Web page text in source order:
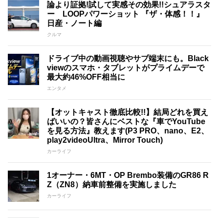
論より証拠!試して実感その効果!!シュアラスタ
ー LOOPパワーショット 『ザ・体感！！』
日産・ノート編
クルマ
ドライブ中の動画視聴やサブ端末にも。Black
viewのスマホ・タブレットがプライムデーで
最大約46%OFF相当に
エンタメ
【オットキャスト徹底比較!!】結局どれを買え
ばいいの？皆さんにベストな『車でYouTube
を見る方法』教えます(P3 PRO、nano、E2、
play2videoUltra、Mirror Touch)
カーライフ
1オーナー・6MT・OP Brembo装備のGR86 R
Z（ZN8）納車前整備を実施しました
カーライフ